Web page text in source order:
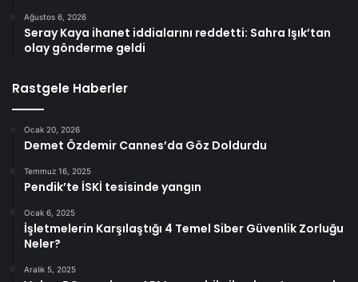
Ağustos 6, 2026
Seray Kaya ihanet iddialarını reddetti: Sahra Işık’tan
olay gönderme geldi
Rastgele Haberler
Ocak 20, 2026
Demet Özdemir Cannes’da Göz Doldurdu
Temmuz 16, 2025
Pendik’te İSKİ tesisinde yangın
Ocak 6, 2025
İşletmelerin Karşılaştığı 4 Temel Siber Güvenlik Zorluğu
Neler?
Aralık 5, 2025